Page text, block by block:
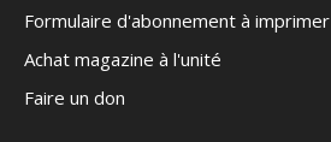
Formulaire d'abonnement à imprimer
Achat magazine à l'unité
Faire un don